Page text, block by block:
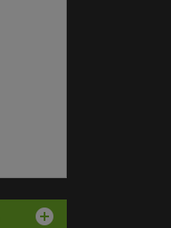
add_circle